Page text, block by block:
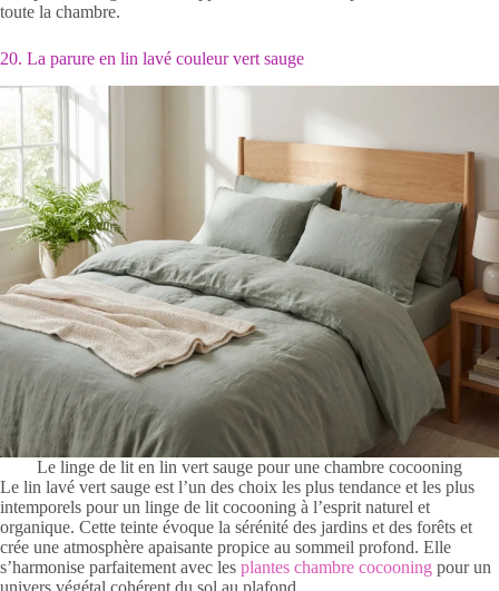
toute la chambre.
20. La parure en lin lavé couleur vert sauge
Le linge de lit en lin vert sauge pour une chambre cocooning
Le lin lavé vert sauge est l’un des choix les plus tendance et les plus
intemporels pour un linge de lit cocooning à l’esprit naturel et
organique. Cette teinte évoque la sérénité des jardins et des forêts et
crée une atmosphère apaisante propice au sommeil profond. Elle
s’harmonise parfaitement avec les plantes chambre cocooning pour un